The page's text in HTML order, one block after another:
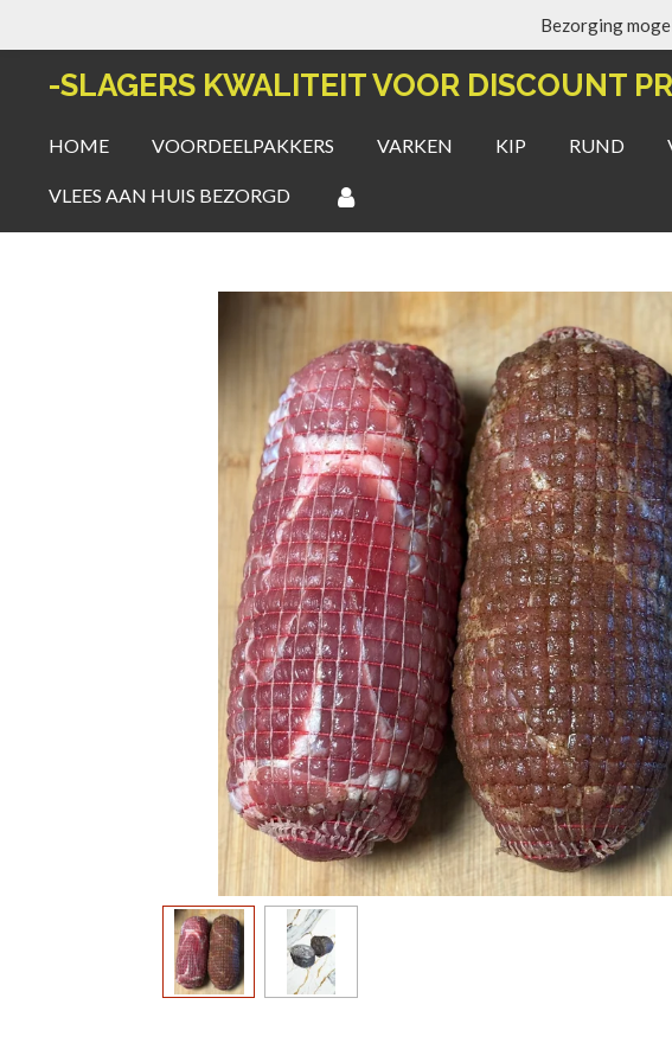
hoofdinhoud
Bezorging
-SLAGERS KWALITEIT VOOR DISCOUNT
HOME VOORDEELPAKKERS VARKEN KIP RUND
VLEES AAN HUIS BEZORGD